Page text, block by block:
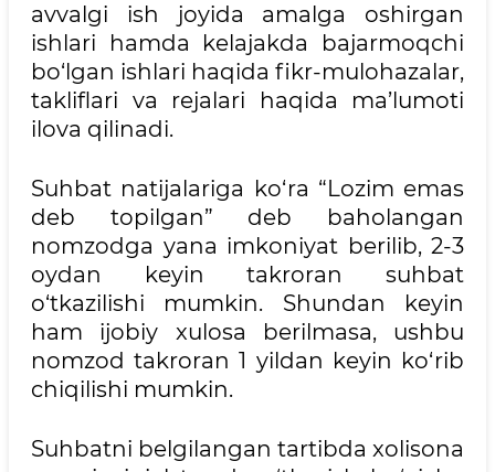
avvalgi ish joyida amalga oshirgan
ishlari hamda kelajakda bajarmoqchi
bo‘lgan ishlari haqida fikr-mulohazalar,
takliflari va rejalari haqida ma’lumoti
ilova qilinadi.
Suhbat natijalariga ko‘ra “Lozim emas
deb topilgan” deb baholangan
nomzodga yana imkoniyat berilib, 2-3
oydan keyin takroran suhbat
o‘tkazilishi mumkin. Shundan keyin
ham ijobiy xulosa berilmasa, ushbu
nomzod takroran 1 yildan keyin ko‘rib
chiqilishi mumkin.
Suhbatni belgilangan tartibda xolisona